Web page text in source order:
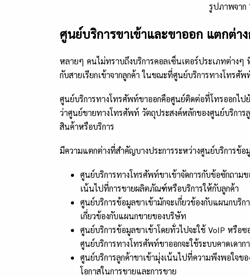
รูปภาพจาก
ศูนย์บริการขาเข้าและขาออก แตกต่าง
หลายๆ คนไม่ทราบถึงบริการคอลเซ็นเตอร์ประเภทต่างๆ
กับสายเรียกเข้าจากลูกค้า ในขณะที่ศูนย์บริการทางโทรศั
ศูนย์บริการทางโทรศัพท์ขาออกคือศูนย์ติดต่อที่โทรออกไป
ว่าศูนย์ขายทางโทรศัพท์ วัตถุประสงค์หลักของศูนย์บริการ
สินค้าหรือบริการ
มีความแตกต่างที่สำคัญบางประการระหว่างศูนย์บริการข้
ศูนย์บริการทางโทรศัพท์ขาเข้าจัดการกับข้อซักถา
เน้นไปที่การขายผลิตภัณฑ์หรือบริการให้กับลูกค้า
ศูนย์บริการข้อมูลขาเข้ามักจะเกี่ยวข้องกับแผนกบริ
เกี่ยวข้องกับแผนกขายของบริษัท
ศูนย์บริการข้อมูลขาเข้าโดยทั่วไปจะใช้ VoIP หรือ
ศูนย์บริการทางโทรศัพท์ขาออกจะใช้ระบบคาดเดาก
ศูนย์บริการลูกค้าขาเข้ามุ่งเน้นไปที่ความพึงพอใจข
โอกาสในการขายและการขาย